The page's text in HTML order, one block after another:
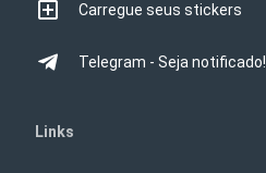
Carregue seus stickers
Telegram - Seja notificado!
Links